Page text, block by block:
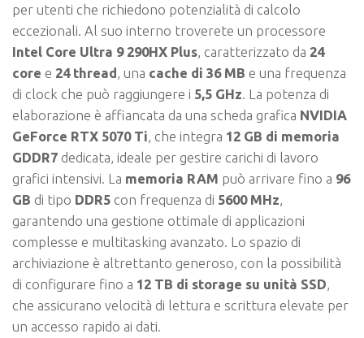
per utenti che richiedono potenzialità di calcolo
eccezionali. Al suo interno troverete un processore
Intel Core Ultra 9 290HX Plus, caratterizzato da 24
core e 24 thread, una cache di 36 MB e una frequenza
di clock che può raggiungere i 5,5 GHz. La potenza di
elaborazione è affiancata da una scheda grafica NVIDIA
GeForce RTX 5070 Ti, che integra 12 GB di memoria
GDDR7 dedicata, ideale per gestire carichi di lavoro
grafici intensivi. La memoria RAM può arrivare fino a 96
GB di tipo DDR5 con frequenza di 5600 MHz,
garantendo una gestione ottimale di applicazioni
complesse e multitasking avanzato. Lo spazio di
archiviazione è altrettanto generoso, con la possibilità
di configurare fino a 12 TB di storage su unità SSD,
che assicurano velocità di lettura e scrittura elevate per
un accesso rapido ai dati.